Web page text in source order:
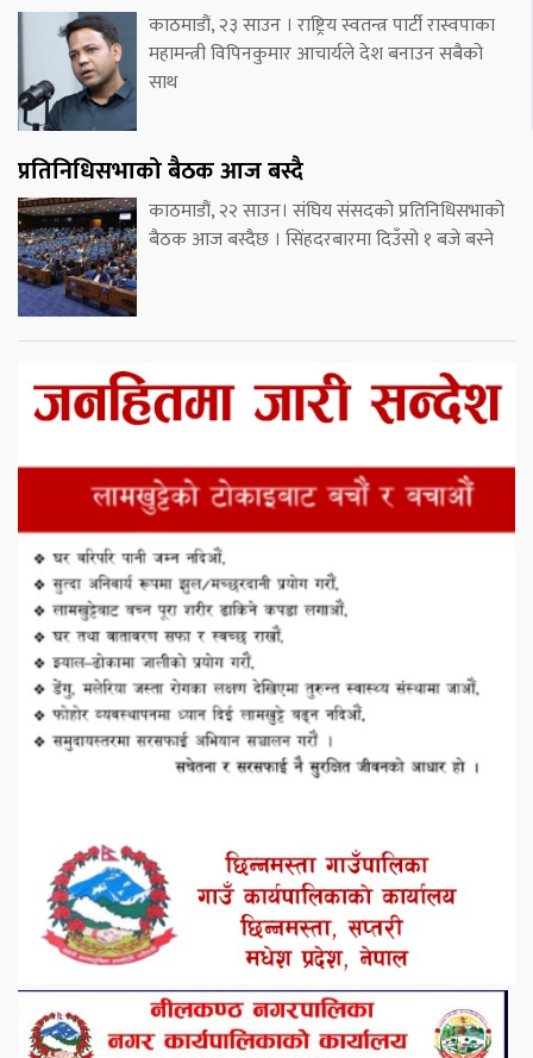
काठमाडौं, २३ साउन । राष्ट्रिय स्वतन्त्र पार्टी रास्वपाका
महामन्त्री विपिनकुमार आचार्यले देश बनाउन सबैको
साथ
प्रतिनिधिसभाको बैठक आज बस्दै
काठमाडौं, २२ साउन। संघिय संसदको प्रतिनिधिसभाको
बैठक आज बस्दैछ । सिंहदरबारमा दिउँसो १ बजे बस्ने